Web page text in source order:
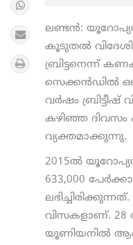
ലണ്ടൻ:
കൂടുതല്‍
ബ്രിട്ടനെന്ന്
സെക്കന്‍ഡില്‍
വര്‍ഷം ബ്രിട്ടീഷ്
കഴിഞ്ഞ ദിവസം
വ്യക്തമാക്കുന്നു.
2015ല്‍
633,000
വിസകളാണ്. 28
യൂണിയനില്‍